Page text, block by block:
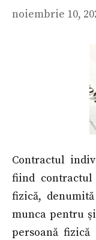
noiembrie 10,
Contractul
fiind
fizică,
munca pentru
persoană